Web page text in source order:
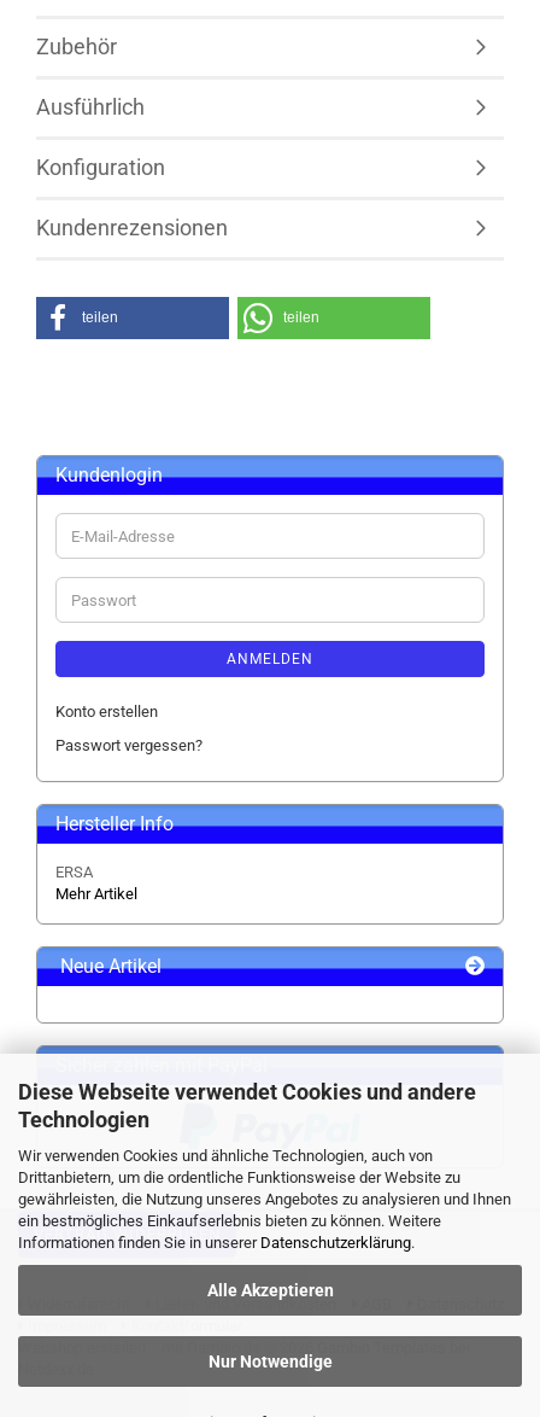
Diese Webseite verwendet Cookies und andere
Technologien
Wir verwenden Cookies und ähnliche Technologien, auch von
Drittanbietern, um die ordentliche Funktionsweise der Website zu
gewährleisten, die Nutzung unseres Angebotes zu analysieren und Ihnen
ein bestmögliches Einkaufserlebnis bieten zu können. Weitere
Informationen finden Sie in unserer Datenschutzerklärung.
Alle Akzeptieren
Nur Notwendige
Zubehör
Ausführlich
Konfiguration
Kundenrezensionen
teilen teilen
Kundenlogin
E-
Mail-
Adresse
Passwort
ANMELDEN
Konto erstellen
Passwort vergessen?
Hersteller Info
ERSA
Mehr Artikel
Neue Artikel
VERTRAG WIDERRUFEN
Liefer- und Versandkosten